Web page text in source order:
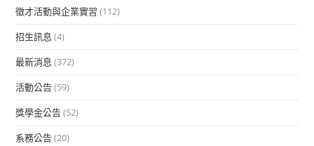
徵才活動與企業實習 (112)
招生訊息 (4)
最新消息 (372)
活動公告(59)
獎學金公告(52)
系務公告(20)